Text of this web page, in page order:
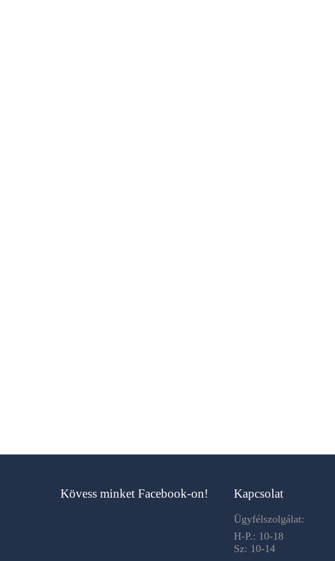
Kövess minket Facebook-on! Kapcsolat
Ügyfélszolgálat:
H-P.: 10-18
Sz: 10-14